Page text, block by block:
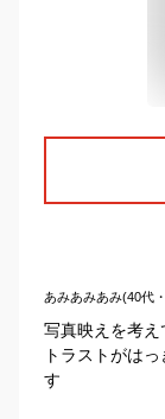
あみあみあみ(40代
写真映えを考
トラストがは
す